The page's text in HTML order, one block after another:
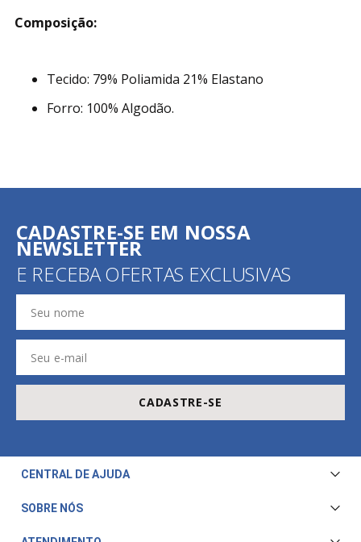
Composição:
Tecido: 79% Poliamida 21% Elastano
Forro: 100% Algodão.
CADASTRE-SE EM NOSSA
NEWSLETTER
E RECEBA OFERTAS EXCLUSIVAS
CADASTRE-SE
CENTRAL DE AJUDA
Central de Atendimento
SOBRE NÓS